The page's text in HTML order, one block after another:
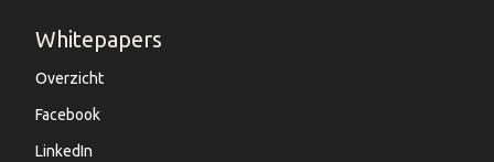
Whitepapers
Overzicht
Facebook
LinkedIn